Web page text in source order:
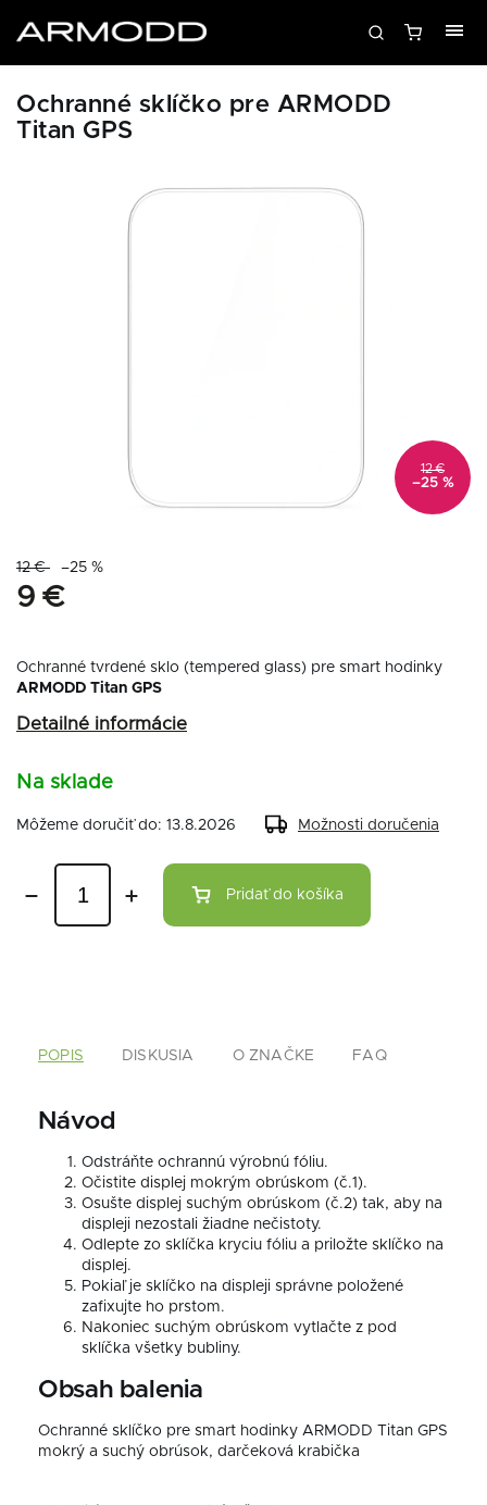
Ochranné sklíčko pre ARMODD
Titan GPS
12 €
–25 %
12 € –25 %
9 €
Ochranné tvrdené sklo (tempered glass) pre smart hodinky
ARMODD Titan GPS
Detailné informácie
Na sklade
Môžeme doručiť do: 13.8.2026 Možnosti doručenia
Pridať do košíka
POPIS DISKUSIA O ZNAČKE FAQ
Návod
Odstráňte ochrannú výrobnú fóliu.
Očistite displej mokrým obrúskom (č.1).
Osušte displej suchým obrúskom (č.2) tak, aby na
displeji nezostali žiadne nečistoty.
Odlepte zo sklíčka kryciu fóliu a priložte sklíčko na
displej.
Pokiaľ je sklíčko na displeji správne položené
zafixujte ho prstom.
Nakoniec suchým obrúskom vytlačte z pod
sklíčka všetky bubliny.
Obsah balenia
Ochranné sklíčko pre smart hodinky ARMODD Titan GPS
mokrý a suchý obrúsok, darčeková krabička